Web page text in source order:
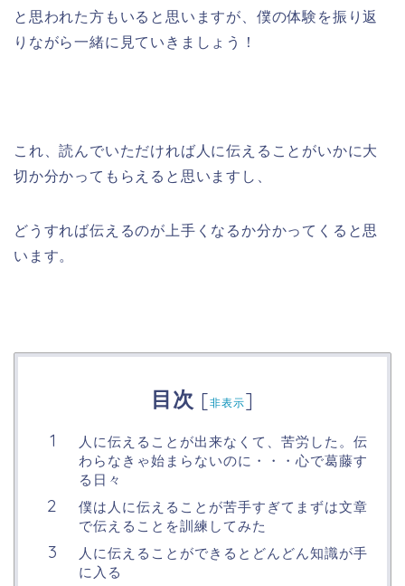
と思われた方もいると思いますが、僕の体験を振り返
りながら一緒に見ていきましょう！
これ、読んでいただければ人に伝えることがいかに大
切か分かってもらえると思いますし、
どうすれば伝えるのが上手くなるか分かってくると思
います。
目次 [非表示]
人に伝えることが出来なくて、苦労した。伝
わらなきゃ始まらないのに・・・心で葛藤す
る日々
僕は人に伝えることが苦手すぎてまずは文章
で伝えることを訓練してみた
人に伝えることができるとどんどん知識が手
に入る